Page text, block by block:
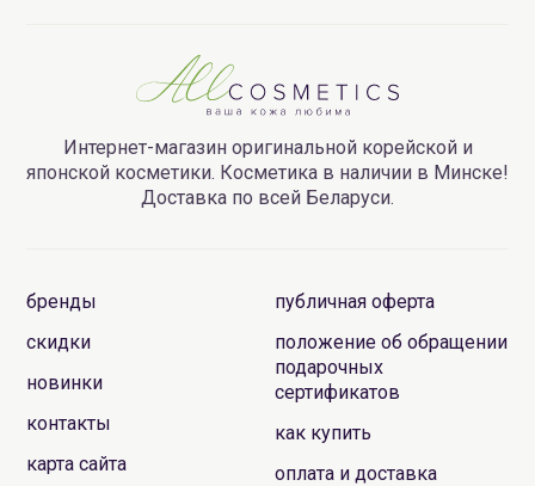
Интернет-магазин оригинальной корейской и
японской косметики. Косметика в наличии в Минске!
Доставка по всей Беларуси.
бренды
скидки
новинки
контакты
карта сайта
публичная оферта
положение об обращении
подарочных
сертификатов
как купить
оплата и доставка